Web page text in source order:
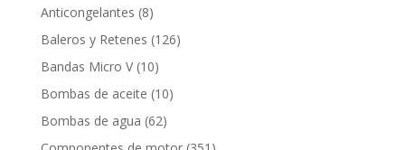
Anticongelantes 88
productos
Baleros y Retenes 126126
Bandas Micro V 1010
productos
Bombas de aceite 1010
Bombas de agua 6262
productos351